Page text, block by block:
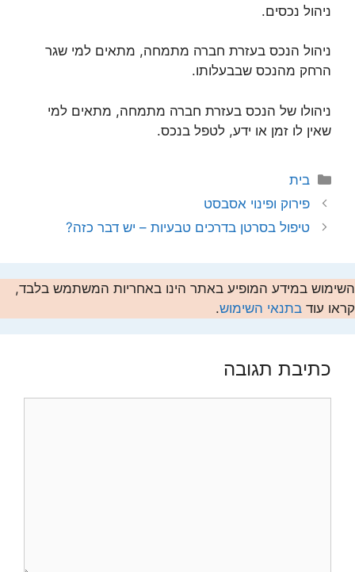
ניהול נכסים.
ניהול הנכס בעזרת חברה מתמחה, מתאים למי שגר
הרחק מהנכס שבבעלותו.
ניהולו של הנכס בעזרת חברה מתמחה, מתאים למי
שאין לו זמן או ידע, לטפל בנכס.
קטגוריות
בית
פירוק ופינוי אסבסט
טיפול בסרטן בדרכים טבעיות – יש דבר כזה?
השימוש במידע המופיע באתר הינו באחריות המשתמש בלבד,
קראו עוד בתנאי השימוש.
כתיבת תגובה